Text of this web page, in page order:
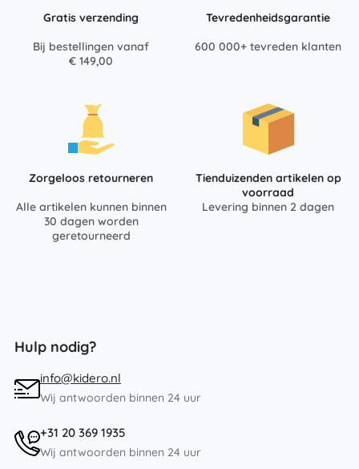
Gratis verzending
Bij bestellingen vanaf
€ 149,00
Tevredenheidsgarantie
600 000+ tevreden klanten
Zorgeloos retourneren
Alle artikelen kunnen binnen
30 dagen worden
geretourneerd
Tienduizenden artikelen op
voorraad
Levering binnen 2 dagen
Hulp nodig?
info@kidero.nl
Wij antwoorden binnen 24 uur
+31 20 369 1935
Wij antwoorden binnen 24 uur